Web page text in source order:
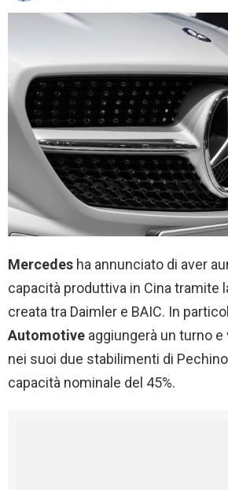
Mercedes ha annunciato di aver
capacità produttiva in Cina tramite
creata tra Daimler e BAIC. In
Automotive aggiungerà un turno
nei suoi due stabilimenti di
capacità nominale del 45%.